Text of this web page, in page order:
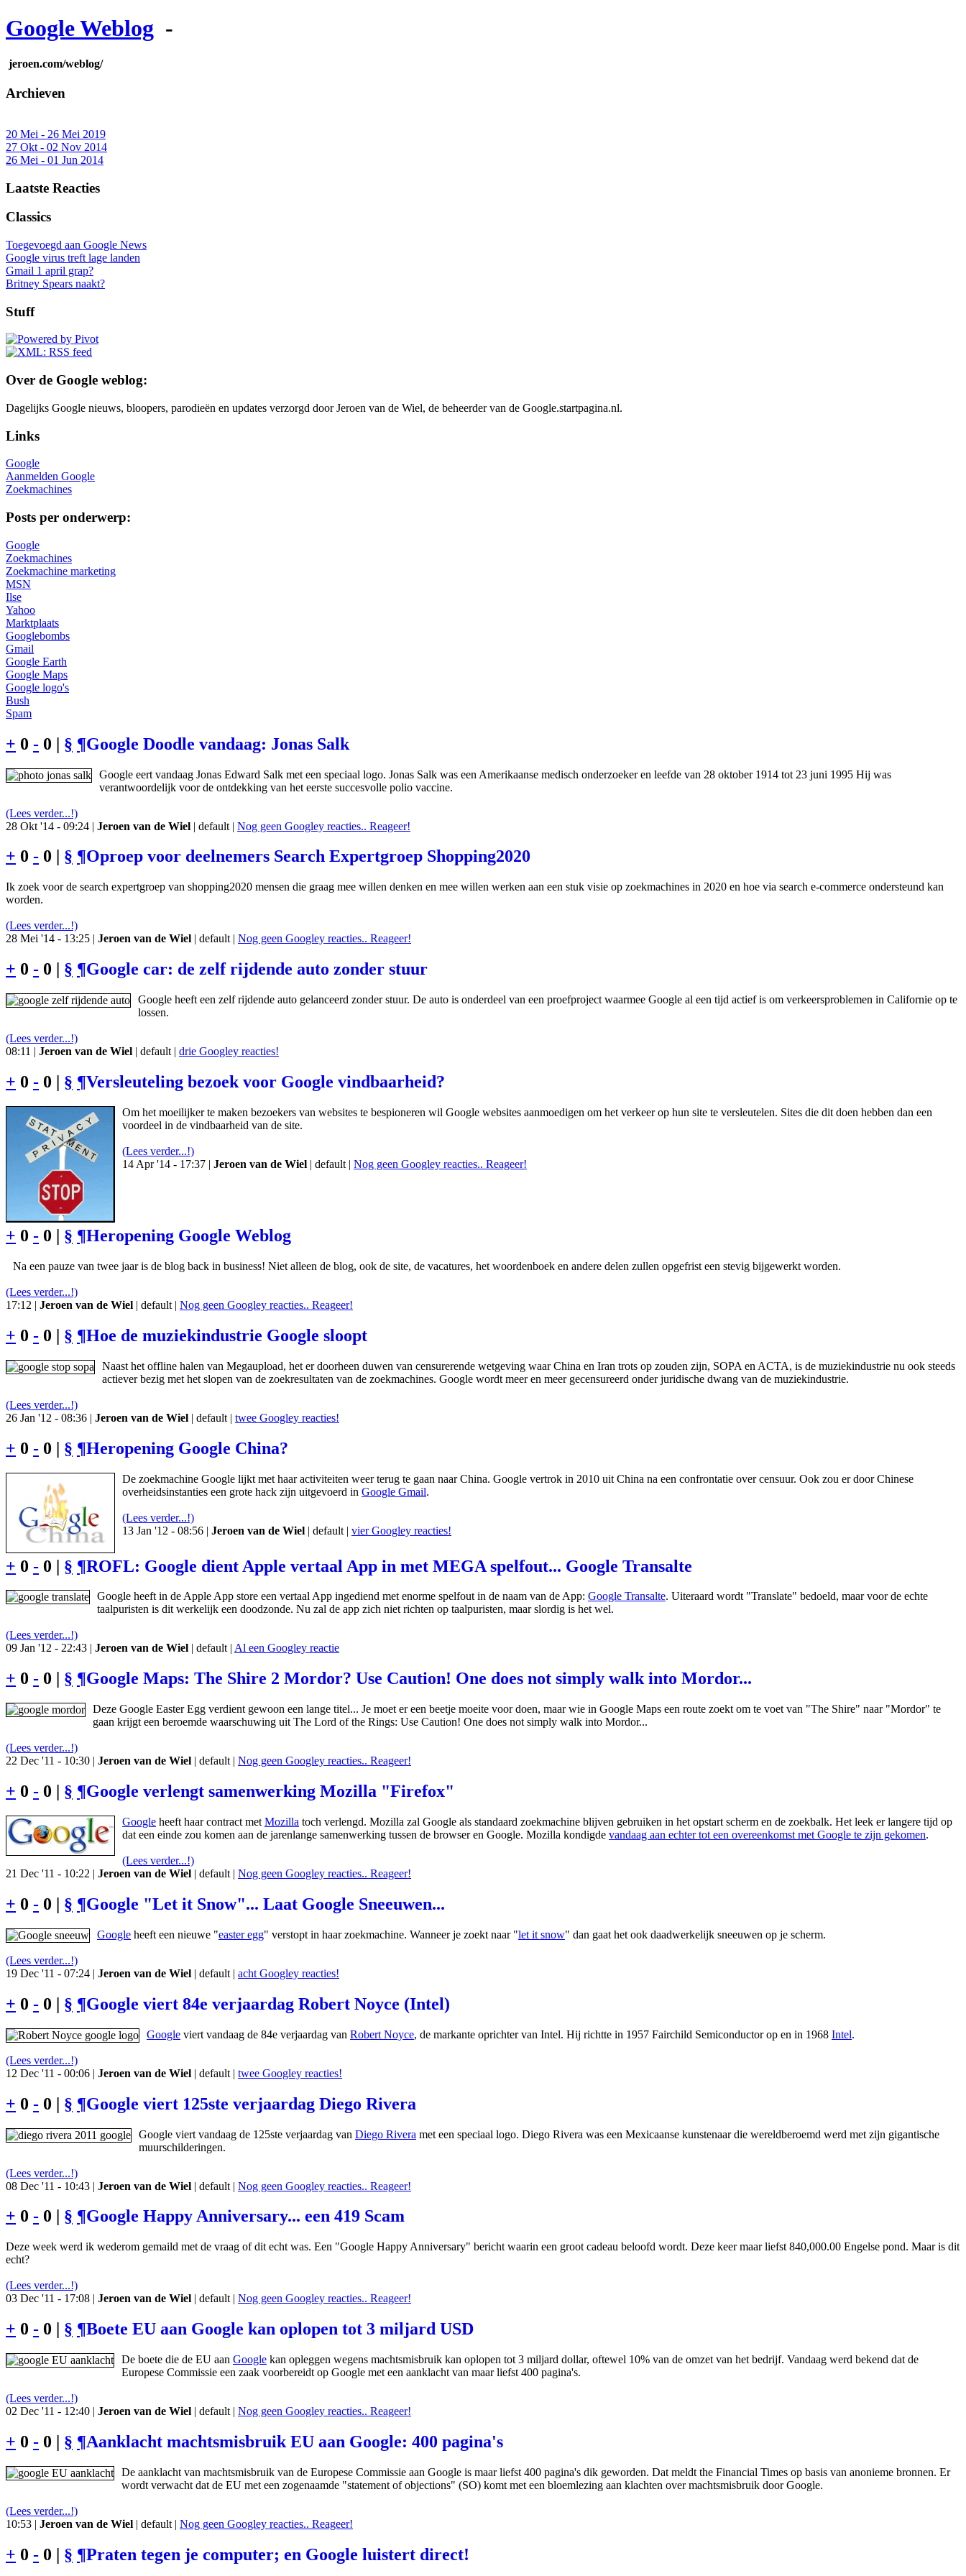
Google Weblog -
jeroen.com/weblog/
Archieven
20 Mei - 26 Mei 2019
27 Okt - 02 Nov 2014
26 Mei - 01 Jun 2014
Laatste Reacties
Classics
Toegevoegd aan Google News
Google virus treft lage landen
Gmail 1 april grap?
Britney Spears naakt?
Stuff
Over de Google weblog:
Dagelijks Google nieuws, bloopers, parodieën en updates verzorgd door Jeroen van de Wiel, de beheerder van de Google.startpagina.nl.
Links
Google
Aanmelden Google
Zoekmachines
Posts per onderwerp:
Google
Zoekmachines
Zoekmachine marketing
MSN
Ilse
Yahoo
Marktplaats
Googlebombs
Gmail
Google Earth
Google Maps
Google logo's
Bush
Spam
+ 0 - 0 | § ¶Google Doodle vandaag: Jonas Salk
Google eert vandaag Jonas Edward Salk met een speciaal logo. Jonas Salk was een Amerikaanse medisch onderzoeker en leefde van 28 oktober 1914 tot 23 juni 1995 Hij was
verantwoordelijk voor de ontdekking van het eerste succesvolle polio vaccine.
(Lees verder...!)
28 Okt '14 - 09:24 | Jeroen van de Wiel | default | Nog geen Googley reacties.. Reageer!
+ 0 - 0 | § ¶Oproep voor deelnemers Search Expertgroep Shopping2020
Ik zoek voor de search expertgroep van shopping2020 mensen die graag mee willen denken en mee willen werken aan een stuk visie op zoekmachines in 2020 en hoe via search e-commerce ondersteund kan
worden.
(Lees verder...!)
28 Mei '14 - 13:25 | Jeroen van de Wiel | default | Nog geen Googley reacties.. Reageer!
+ 0 - 0 | § ¶Google car: de zelf rijdende auto zonder stuur
Google heeft een zelf rijdende auto gelanceerd zonder stuur. De auto is onderdeel van een proefproject waarmee Google al een tijd actief is om verkeersproblemen in Californie op te
lossen.
(Lees verder...!)
08:11 | Jeroen van de Wiel | default | drie Googley reacties!
+ 0 - 0 | § ¶Versleuteling bezoek voor Google vindbaarheid?
Om het moeilijker te maken bezoekers van websites te bespioneren wil Google websites aanmoedigen om het verkeer op hun site te versleutelen. Sites die dit doen hebben dan een
voordeel in de vindbaarheid van de site.
(Lees verder...!)
14 Apr '14 - 17:37 | Jeroen van de Wiel | default | Nog geen Googley reacties.. Reageer!
+ 0 - 0 | § ¶Heropening Google Weblog
Na een pauze van twee jaar is de blog back in business! Niet alleen de blog, ook de site, de vacatures, het woordenboek en andere delen zullen opgefrist een stevig bijgewerkt worden.
(Lees verder...!)
17:12 | Jeroen van de Wiel | default | Nog geen Googley reacties.. Reageer!
+ 0 - 0 | § ¶Hoe de muziekindustrie Google sloopt
Naast het offline halen van Megaupload, het er doorheen duwen van censurerende wetgeving waar China en Iran trots op zouden zijn, SOPA en ACTA, is de muziekindustrie nu ook steeds
actiever bezig met het slopen van de zoekresultaten van de zoekmachines. Google wordt meer en meer gecensureerd onder juridische dwang van de muziekindustrie.
(Lees verder...!)
26 Jan '12 - 08:36 | Jeroen van de Wiel | default | twee Googley reacties!
+ 0 - 0 | § ¶Heropening Google China?
De zoekmachine Google lijkt met haar activiteiten weer terug te gaan naar China. Google vertrok in 2010 uit China na een confrontatie over censuur. Ook zou er door Chinese
overheidsinstanties een grote hack zijn uitgevoerd in Google Gmail.
(Lees verder...!)
13 Jan '12 - 08:56 | Jeroen van de Wiel | default | vier Googley reacties!
+ 0 - 0 | § ¶ROFL: Google dient Apple vertaal App in met MEGA spelfout... Google Transalte
Google heeft in de Apple App store een vertaal App ingediend met enorme spelfout in de naam van de App: Google Transalte. Uiteraard wordt "Translate" bedoeld, maar voor de echte
taalpuristen is dit werkelijk een doodzonde. Nu zal de app zich niet richten op taalpuristen, maar slordig is het wel.
(Lees verder...!)
09 Jan '12 - 22:43 |
Jeroen van de Wiel | default | Al een Googley reactie
+ 0 - 0 | § ¶Google Maps: The Shire 2 Mordor? Use Caution! One does not simply walk into Mordor...
Deze Google Easter Egg verdient gewoon een lange titel... Je moet er een beetje moeite voor doen, maar wie in Google Maps een route zoekt om te voet van "The Shire" naar "Mordor" te
gaan krijgt een beroemde waarschuwing uit The Lord of the Rings: Use Caution! One does not simply walk into Mordor...
(Lees verder...!)
22 Dec '11 - 10:30 | Jeroen van de Wiel | default | Nog geen Googley reacties.. Reageer!
+ 0 - 0 | § ¶Google verlengt samenwerking Mozilla "Firefox"
Google heeft haar contract met Mozilla toch verlengd. Mozilla zal Google als standaard zoekmachine blijven gebruiken in het opstart scherm en de zoekbalk. Het leek er langere tijd op
dat een einde zou komen aan de jarenlange samenwerking tussen de browser en Google. Mozilla kondigde vandaag aan echter tot een overeenkomst met Google te zijn gekomen.
(Lees verder...!)
21 Dec '11 - 10:22 | Jeroen van de Wiel | default | Nog geen Googley reacties.. Reageer!
+ 0 - 0 | § ¶Google "Let it Snow"... Laat Google Sneeuwen...
Google heeft een nieuwe "easter egg" verstopt in haar zoekmachine. Wanneer je zoekt naar "let it snow" dan gaat het ook daadwerkelijk sneeuwen op je scherm.
(Lees verder...!)
19 Dec '11 - 07:24 | Jeroen van de Wiel | default | acht Googley reacties!
+ 0 - 0 | § ¶Google viert 84e verjaardag Robert Noyce (Intel)
Google viert vandaag de 84e verjaardag van Robert Noyce, de markante oprichter van Intel. Hij richtte in 1957 Fairchild Semiconductor op en in 1968 Intel.
(Lees verder...!)
12 Dec '11 - 00:06 | Jeroen van de Wiel | default | twee Googley reacties!
+ 0 - 0 | § ¶Google viert 125ste verjaardag Diego Rivera
Google viert vandaag de 125ste verjaardag van Diego Rivera met een speciaal logo. Diego Rivera was een Mexicaanse kunstenaar die wereldberoemd werd met zijn gigantische
muurschilderingen.
(Lees verder...!)
08 Dec '11 - 10:43 | Jeroen van de Wiel | default | Nog geen Googley reacties.. Reageer!
+ 0 - 0 | § ¶Google Happy Anniversary... een 419 Scam
Deze week werd ik wederom gemaild met de vraag of dit echt was. Een "Google Happy Anniversary" bericht waarin een groot cadeau beloofd wordt. Deze keer maar liefst 840,000.00 Engelse pond. Maar is dit
echt?
(Lees verder...!)
03 Dec '11 - 17:08 | Jeroen van de Wiel | default | Nog geen Googley reacties.. Reageer!
+ 0 - 0 | § ¶Boete EU aan Google kan oplopen tot 3 miljard USD
De boete die de EU aan Google kan opleggen wegens machtsmisbruik kan oplopen tot 3 miljard dollar, oftewel 10% van de omzet van het bedrijf. Vandaag werd bekend dat de
Europese Commissie een zaak voorbereidt op Google met een aanklacht van maar liefst 400 pagina's.
(Lees verder...!)
02 Dec '11 - 12:40 | Jeroen van de Wiel | default | Nog geen Googley reacties.. Reageer!
+ 0 - 0 | § ¶Aanklacht machtsmisbruik EU aan Google: 400 pagina's
De aanklacht van machtsmisbruik van de Europese Commissie aan Google is maar liefst 400 pagina's dik geworden. Dat meldt the Financial Times op basis van anonieme bronnen. Er
wordt verwacht dat de EU met een zogenaamde "statement of objections" (SO) komt met een bloemlezing aan klachten over machtsmisbruik door Google.
(Lees verder...!)
10:53 | Jeroen van de Wiel | default | Nog geen Googley reacties.. Reageer!
+ 0 - 0 | § ¶Praten tegen je computer; en Google luistert direct!